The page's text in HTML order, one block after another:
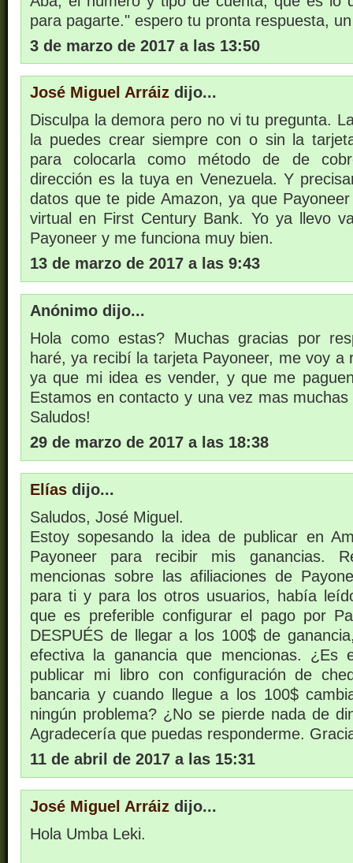
para pagarte." espero tu pronta respuesta,
3 de marzo de 2017 a las 13:50
José Miguel Arráiz dijo...
Disculpa la demora pero no vi tu pregunta.
la puedes crear siempre con o sin la
para colocarla como método de de
dirección es la tuya en Venezuela. Y
datos que te pide Amazon, ya que
virtual en First Century Bank. Yo ya llevo
Payoneer y me funciona muy bien.
13 de marzo de 2017 a las 9:43
Anónimo dijo...
Hola como estas? Muchas gracias por
haré, ya recibí la tarjeta Payoneer, me voy a
ya que mi idea es vender, y que me
Estamos en contacto y una vez mas
Saludos!
29 de marzo de 2017 a las 18:38
Elías dijo...
Saludos, José Miguel.
Estoy sopesando la idea de publicar en
Payoneer para recibir mis ganancias.
mencionas sobre las afiliaciones de
para ti y para los otros usuarios, había
que es preferible configurar el pago por
DESPUÉS de llegar a los 100$ de
efectiva la ganancia que mencionas. ¿Es
publicar mi libro con configuración de
bancaria y cuando llegue a los 100$
ningún problema? ¿No se pierde nada de
Agradecería que puedas responderme.
11 de abril de 2017 a las 15:31
José Miguel Arráiz dijo...
Hola Umba Leki.